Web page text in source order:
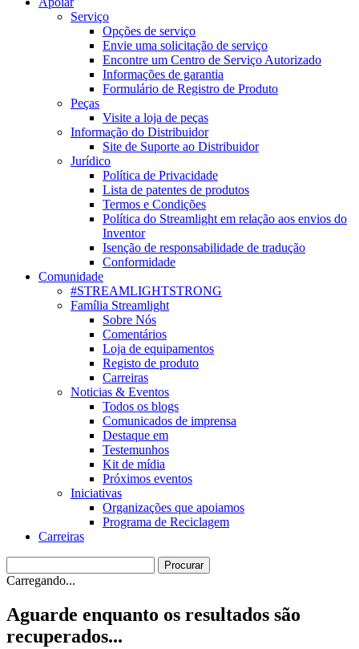
Serviço
Opções de serviço
Envie uma solicitação de serviço
Encontre um Centro de Serviço Autorizado
Informações de garantia
Formulário de Registro de Produto
Peças
Visite a loja de peças
Informação do Distribuidor
Site de Suporte ao Distribuidor
Jurídico
Política de Privacidade
Lista de patentes de produtos
Termos e Condições
Política do Streamlight em relação aos envios do
Inventor
Isenção de responsabilidade de tradução
Conformidade
Comunidade
#STREAMLIGHTSTRONG
Família Streamlight
Sobre Nós
Comentários
Loja de equipamentos
Registo de produto
Carreiras
Noticias & Eventos
Todos os blogs
Comunicados de imprensa
Destaque em
Testemunhos
Kit de mídia
Próximos eventos
Iniciativas
Organizações que apoiamos
Programa de Reciclagem
Carreiras
Carregando...
Aguarde enquanto os resultados são
recuperados...